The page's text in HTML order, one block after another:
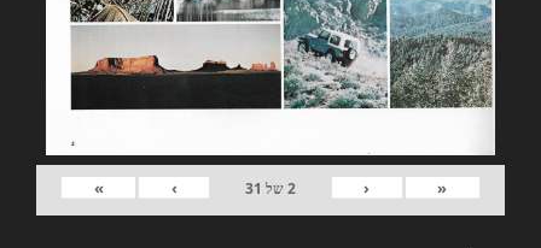
«
‹
2של 31
›
»